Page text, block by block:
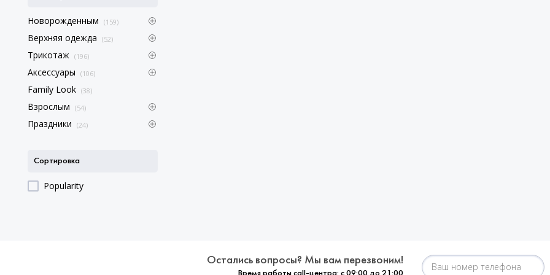
Новорожденным (159)
Верхняя одежда (52)
Трикотаж (196)
Аксессуары (106)
Family Look (38)
Взрослым (54)
Праздники (24)
Сортировка
Popularity
Остались вопросы? Мы вам перезвоним!
Время работы call-центра: с 09:00 до 21:00